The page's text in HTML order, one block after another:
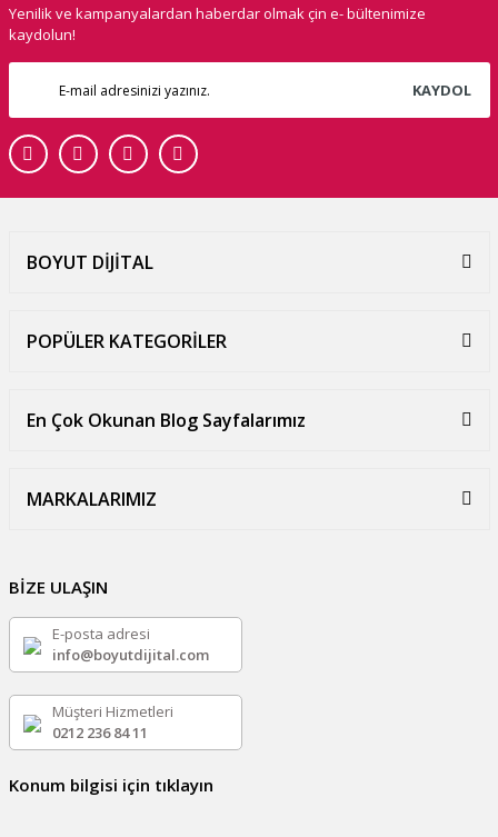
Yenilik ve kampanyalardan haberdar olmak çin e- bültenimize
kaydolun!
KAYDOL
BOYUT DİJİTAL
POPÜLER KATEGORİLER
En Çok Okunan Blog Sayfalarımız
MARKALARIMIZ
BİZE ULAŞIN
E-posta adresi
info@boyutdijital.com
Müşteri Hizmetleri
0212 236 84 11
Konum bilgisi için tıklayın